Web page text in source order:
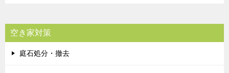
空き家対策
庭石処分・撤去